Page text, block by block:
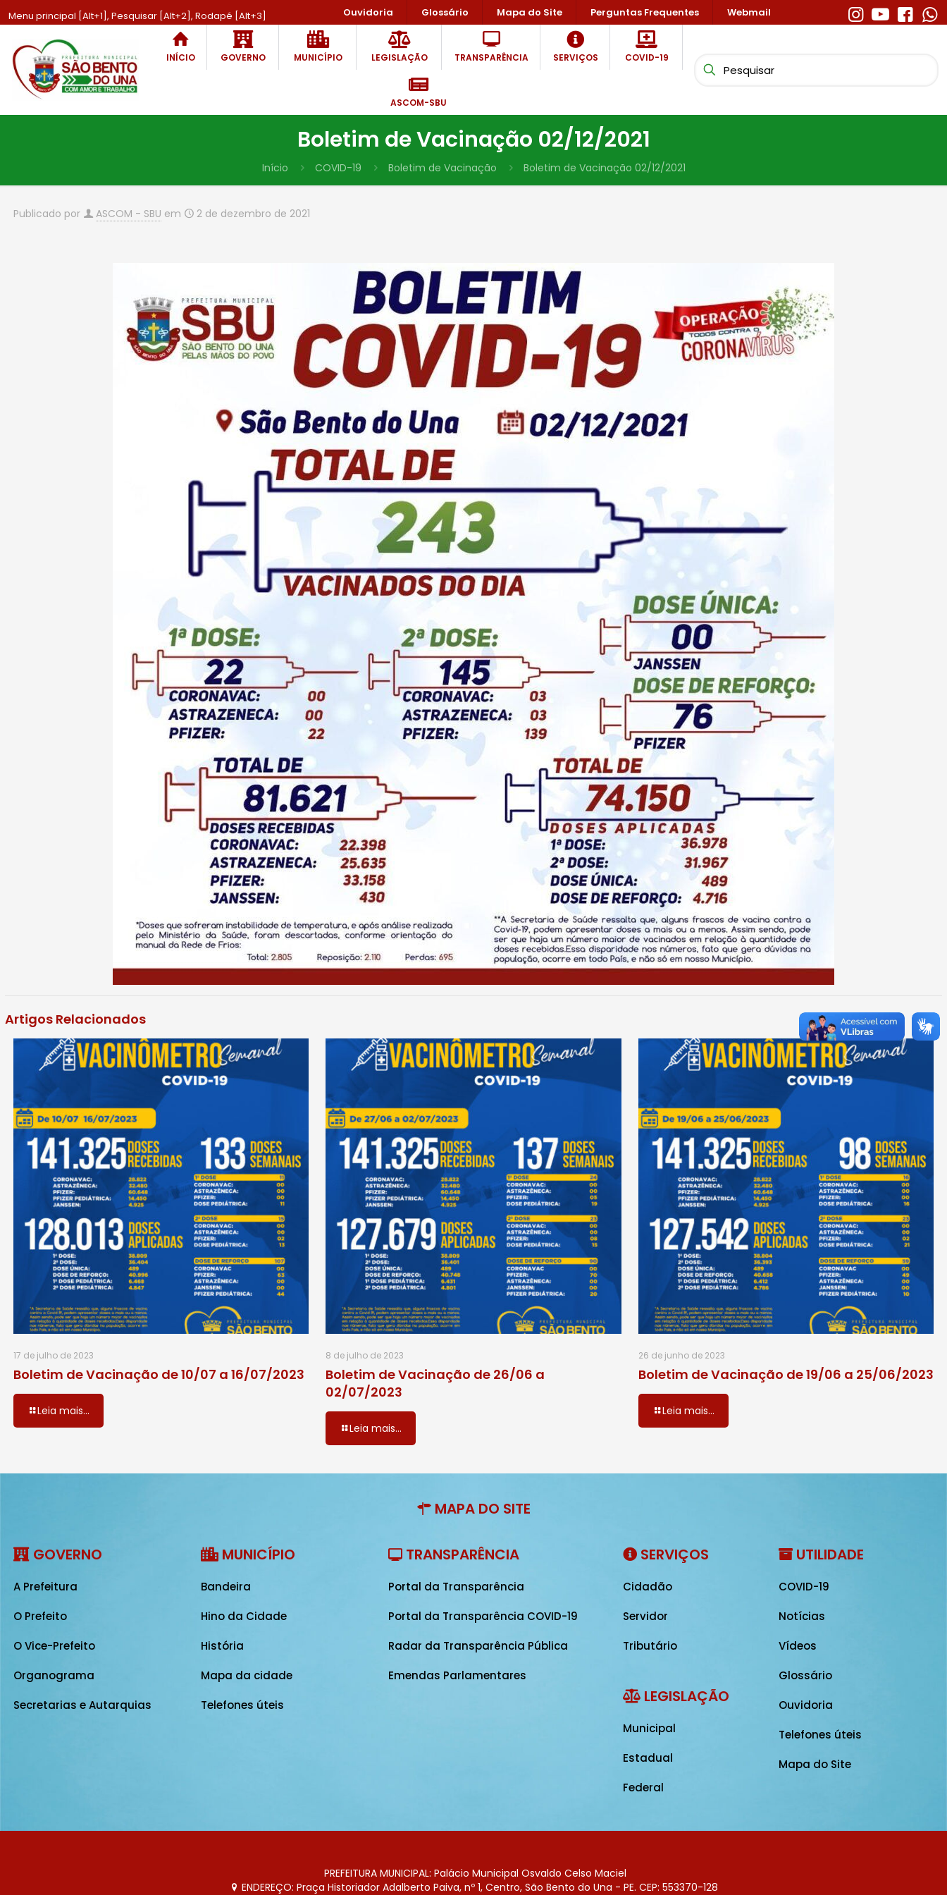
Menu principal [Alt+1], Pesquisar [Alt+2], Rodapé [Alt+3] Ouvidoria Glossário Mapa do Site Perguntas Frequentes Webmail
INÍCIO GOVERNO MUNICÍPIO LEGISLAÇÃO TRANSPARÊNCIA SERVIÇOS COVID-19
ASCOM-SBU
Boletim de Vacinação 02/12/2021
Início COVID-19 Boletim de Vacinação Boletim de Vacinação 02/12/2021
Publicado por ASCOM - SBU em 2 de dezembro de 2021
Artigos Relacionados
17 de julho de 2023
Boletim de Vacinação de 10/07 a 16/07/2023
Leia mais...
8 de julho de 2023
Boletim de Vacinação de 26/06 a
02/07/2023
Leia mais...
26 de junho de 2023
Boletim de Vacinação de 19/06 a 25/06/2023
Leia mais...
MAPA DO SITE
GOVERNO
A Prefeitura
O Prefeito
O Vice-Prefeito
Organograma
Secretarias e Autarquias
MUNICÍPIO
Bandeira
Hino da Cidade
História
Mapa da cidade
Telefones úteis
TRANSPARÊNCIA
Portal da Transparência
Portal da Transparência COVID-19
Radar da Transparência Pública
Emendas Parlamentares
SERVIÇOS
Cidadão
Servidor
Tributário
LEGISLAÇÃO
Municipal
Estadual
Federal
UTILIDADE
COVID-19
Notícias
Vídeos
Glossário
Ouvidoria
Telefones úteis
Mapa do Site
PREFEITURA MUNICIPAL: Palácio Municipal Osvaldo Celso Maciel
ENDEREÇO: Praça Historiador Adalberto Paiva, nº 1, Centro, São Bento do Una - PE. CEP: 553370-128